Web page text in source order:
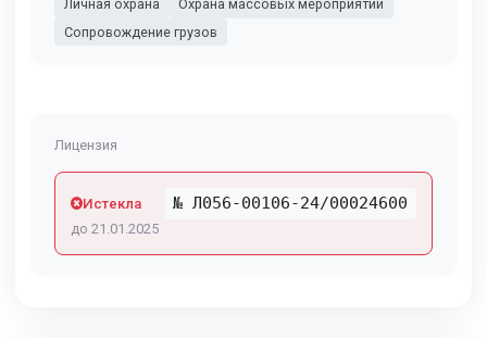
Личная охрана
Охрана массовых мероприятий
Сопровождение грузов
Лицензия
Истекла № Л056-00106-24/00024600
до 21.01.2025